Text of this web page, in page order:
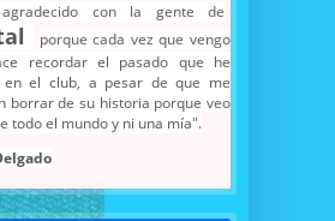
con la gente de
porque cada vez que vengo
recordar el pasado que he
en el club, a pesar de que me
borrar de su historia porque veo
todo el mundo y ni una mía".